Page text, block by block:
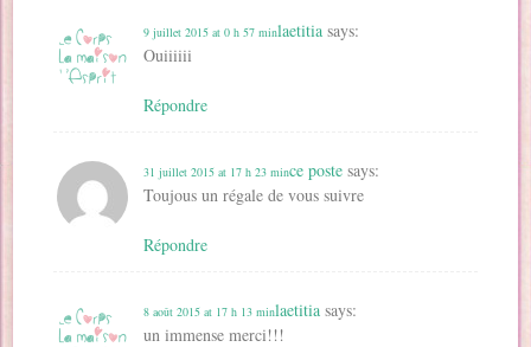
laetitia says:
9 juillet 2015 at 0 h 57 min
Ouiiiiii
Répondre
ce poste says:
31 juillet 2015 at 17 h 23 min
Toujous un régale de vous suivre
Répondre
laetitia says:
8 août 2015 at 17 h 13 min
un immense merci!!!